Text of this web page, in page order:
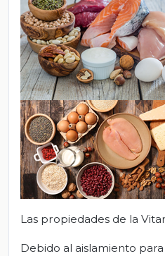
Las propiedades de la
Debido al aislamiento